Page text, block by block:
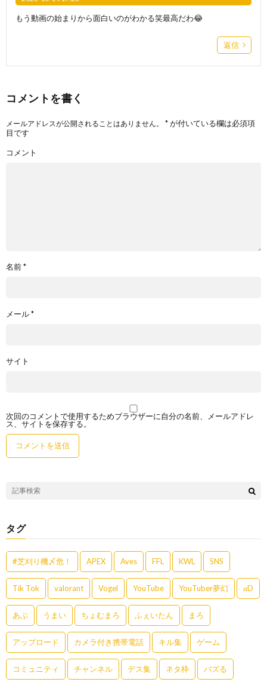
もう動画の始まりから面白いのがわかる笑最高だわ😂
返信
コメントを書く
メールアドレスが公開されることはありません。 *が付いている欄は必須項
目です
コメント
名前*
メール*
サイト
次回のコメントで使用するためブラウザーに自分の名前、メールアドレ
ス、サイトを保存する。
タグ
#芝刈り機〆危！ APEX Aves FFL KWL SNS
Tik Tok valorant Vogel YouTube YouTuber夢幻 αD
あぶ うまい ちょむまろ ふぇいたん まろ
アップロード カメラ付き携帯電話 キル集 ゲーム
コミュニティ チャンネル デス集 ネタ枠 バズる